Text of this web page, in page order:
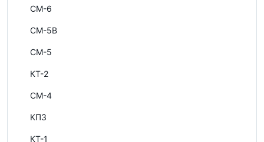
СМ-6
СМ-5В
СМ-5
КТ-2
СМ-4
КПЗ
КТ-1